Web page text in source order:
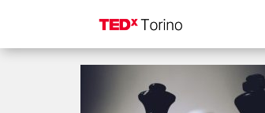
scacchi-